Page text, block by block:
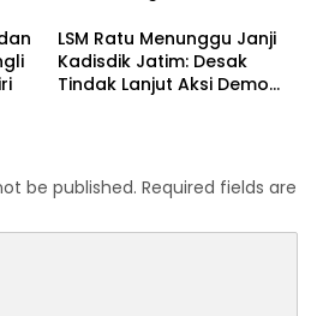
dan Doxing
LSM Ratu Menunggu Janji
Kadisdik Jatim: Desak
Tindak Lanjut Aksi Demo
be published. Required fields are